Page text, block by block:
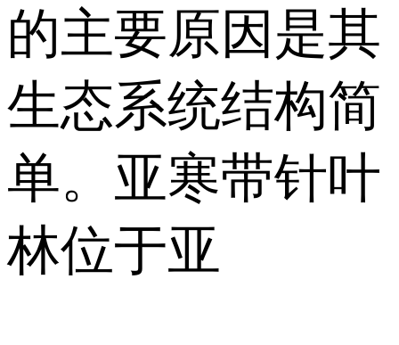
的主要原因是其
生态系统结构简
单。亚寒带针叶
林位于亚